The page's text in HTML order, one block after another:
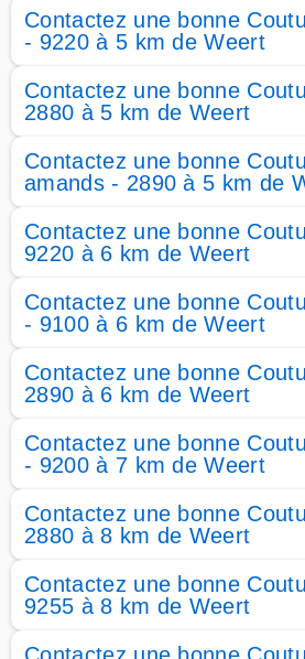
Contactez une bonne
- 9220 à 5 km de Weert
Contactez une bonne
2880 à 5 km de Weert
Contactez une bonne
amands - 2890 à 5 km de
Contactez une bonne
9220 à 6 km de Weert
Contactez une bonne
- 9100 à 6 km de Weert
Contactez une bonne
2890 à 6 km de Weert
Contactez une bonne
- 9200 à 7 km de Weert
Contactez une bonne
2880 à 8 km de Weert
Contactez une bonne
9255 à 8 km de Weert